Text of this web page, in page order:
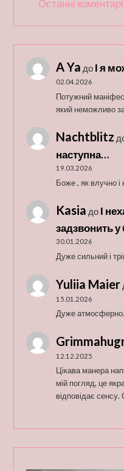
Останні коментарі
A Ya до І я
02.04.2026
Потужний
який неможливо
Nachtblitz
наступна…
19.03.2026
Боже , як влучно і
Kasia до І
задзвонить
30.01.2026
Дуже сильний і
Yuliia Maier
15.01.2026
Дуже атмосферно.
12.12.2025
Цікава манера
мій погляд, це
відповідає сенсу.